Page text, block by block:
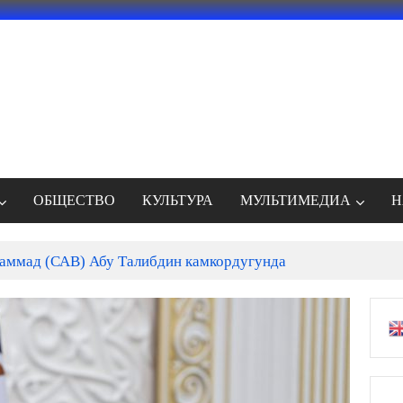
ОБЩЕСТВО КУЛЬТУРА МУЛЬТИМЕДИА
(САВ) Абу Талибдин камкордугунда